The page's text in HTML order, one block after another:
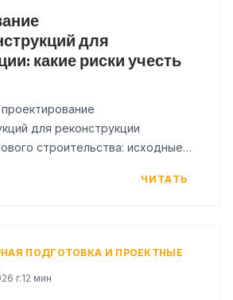
для
какие риски учесть
для реконструкции
строительства: исходные
монтаж в действующем здании.
ЧИТАТЬ
ПОДГОТОВКА И ПРОЕКТНЫЕ
г.12 мин